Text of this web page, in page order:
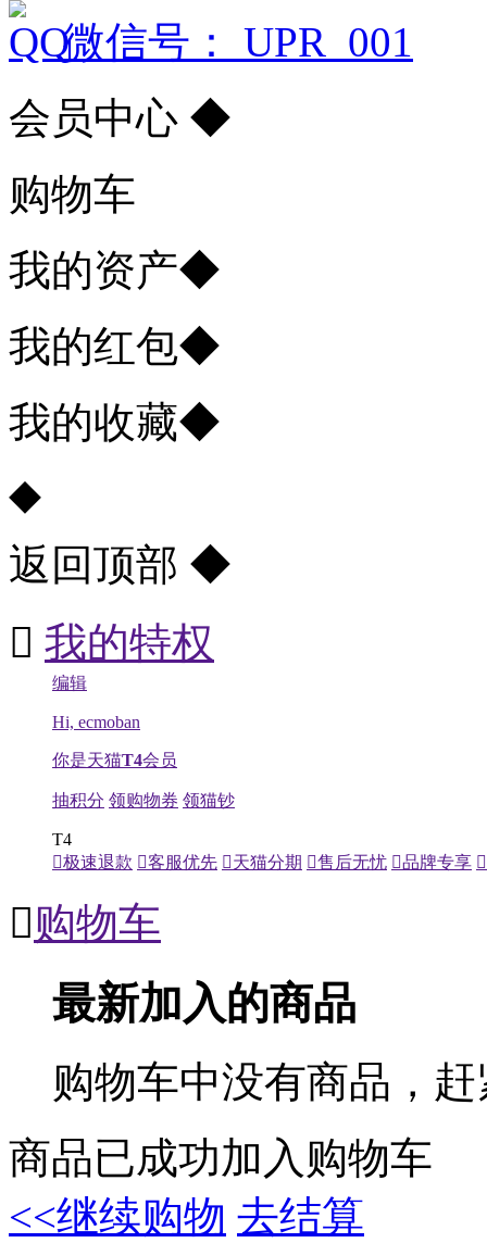
微信号： UPR_001
会员中心 ◆
购物车
我的资产◆
我的红包◆
我的收藏◆
◆
返回顶部 ◆
 我的特权
编辑
Hi, ecmoban
你是天猫T4会员
抽积分 领购物券 领猫钞
T4
极速退款 客服优先 天猫分期 售后无忧 品牌专享 
购物车
最新加入的商品
购物车中没有商品，
商品已成功加入购物车
<<继续购物 去结算